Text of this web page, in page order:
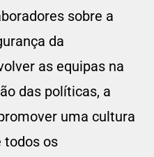
sobre a
da
as equipas na
das políticas, a
uma cultura
todos os